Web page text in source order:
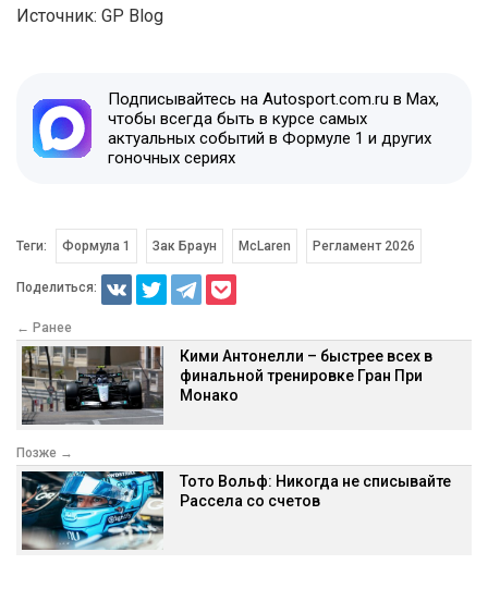
Источник: GP Blog
Подписывайтесь на Autosport.com.ru в Max,
чтобы всегда быть в курсе самых
актуальных событий в Формуле 1 и других
гоночных сериях
Теги: Формула 1 Зак Браун McLaren Регламент 2026
Поделиться:
← Ранее
Кими Антонелли – быстрее всех в
финальной тренировке Гран При
Монако
Позже →
Тото Вольф: Никогда не списывайте
Рассела со счетов